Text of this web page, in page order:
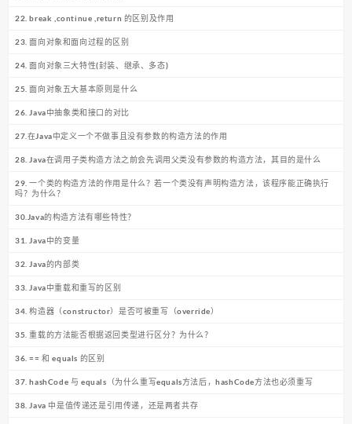
22. break ,continue ,return 的区别及作用
23. 面向对象和面向过程的区别
24. 面向对象三大特性(封装、继承、多态)
25. 面向对象五大基本原则是什么
26. Java中抽象类和接口的对比
27.在Java中定义一个不做事且没有参数的构造方法的作用
28. Java在调用子类构造方法之前会先调用父类没有参数的构造方法，其目的是什么
29. 一个类的构造方法的作用是什么？若一个类没有声明构造方法，该程序能正确执行
吗？为什么？
30.Java的构造方法有哪些特性？
31. Java中的变量
32. Java的内部类
33. Java中重载和重写的区别
34. 构造器（constructor）是否可被重写（override）
35. 重载的方法能否根据返回类型进行区分？为什么？
36. == 和 equals 的区别
37. hashCode 与 equals（为什么重写equals方法后，hashCode方法也必须重写
38. Java 中是值传递还是引用传递，还是两者共存